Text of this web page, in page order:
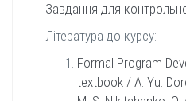
Завдання для
Література до курсу:
Formal Program
textbook / A. Yu.